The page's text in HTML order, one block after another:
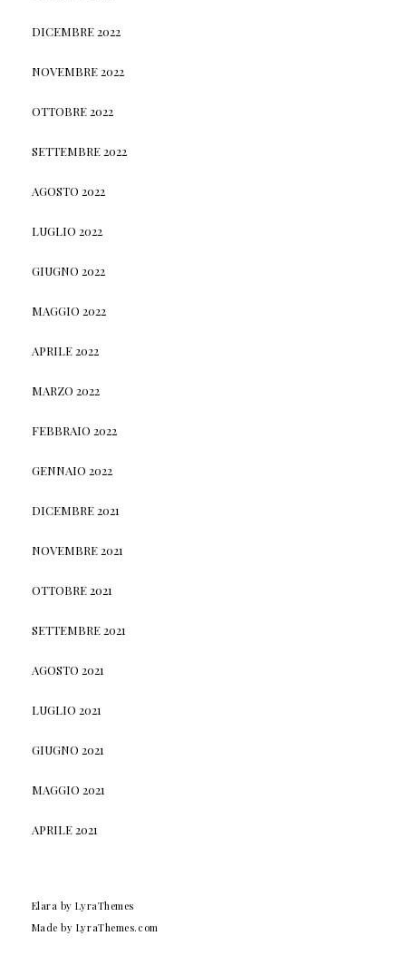
DICEMBRE 2022
NOVEMBRE 2022
OTTOBRE 2022
SETTEMBRE 2022
AGOSTO 2022
LUGLIO 2022
GIUGNO 2022
MAGGIO 2022
APRILE 2022
MARZO 2022
FEBBRAIO 2022
GENNAIO 2022
DICEMBRE 2021
NOVEMBRE 2021
OTTOBRE 2021
SETTEMBRE 2021
AGOSTO 2021
LUGLIO 2021
GIUGNO 2021
MAGGIO 2021
APRILE 2021
Elara by LyraThemes
Made by LyraThemes.com